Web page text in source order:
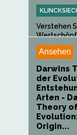
Verstehen
von Michael
Ansehen
Darwins
der
Arten -
Theory
Origin...